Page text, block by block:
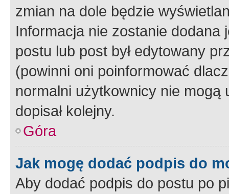
zmian na dole będzie
Informacja nie zostanie dodana
postu lub post był edytowany
(powinni oni poinformować
normalni użytkownicy nie
dopisał kolejny.
Góra
Jak mogę dodać podpis do
Aby dodać podpis do postu po